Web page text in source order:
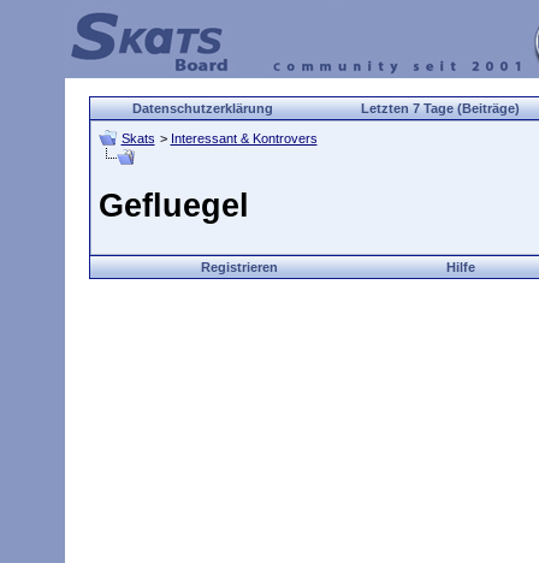
Datenschutzerklärung Letzten 7 Tage (Beiträge)
Skats > Interessant & Kontrovers
Gefluegel
Registrieren Hilfe